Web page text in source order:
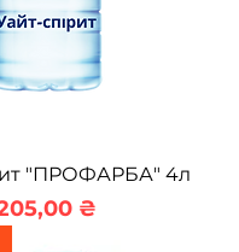
"ПРОФАРБА" 4л
₴